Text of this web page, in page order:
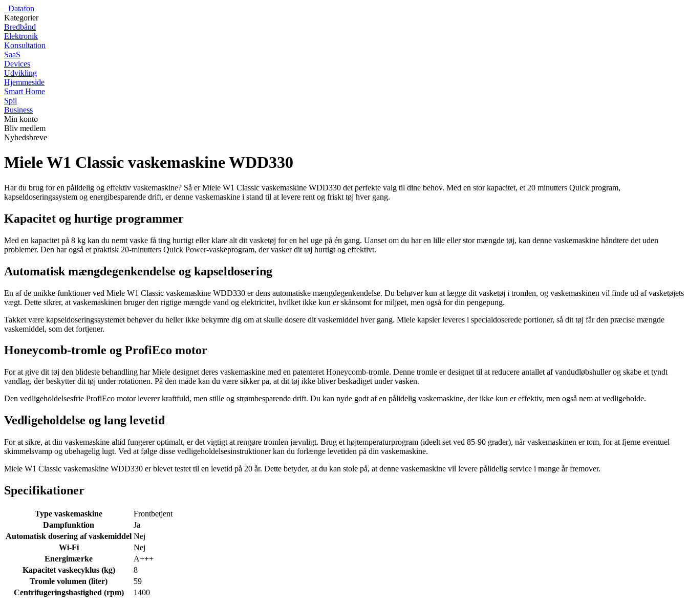
Datafon
Kategorier
Bredbånd
Elektronik
Konsultation
SaaS
Devices
Udvikling
Hjemmeside
Smart Home
Spil
Business
Min konto
Bliv medlem
Nyhedsbreve
Miele W1 Classic vaskemaskine WDD330
Har du brug for en pålidelig og effektiv vaskemaskine? Så er Miele W1 Classic vaskemaskine WDD330 det perfekte valg til dine behov. Med en stor kapacitet, et 20 minutters Quick program,
kapseldoseringssystem og energibesparende drift, er denne vaskemaskine i stand til at levere rent og friskt tøj hver gang.
Kapacitet og hurtige programmer
Med en kapacitet på 8 kg kan du nemt vaske få ting hurtigt eller klare alt dit vasketøj for en hel uge på én gang. Uanset om du har en lille eller stor mængde tøj, kan denne vaskemaskine håndtere det uden
problemer. Den har også et praktisk 20-minutters Quick Power-vaskeprogram, der vasker dit tøj hurtigt og effektivt.
Automatisk mængdegenkendelse og kapseldosering
En af de unikke funktioner ved Miele W1 Classic vaskemaskine WDD330 er dens automatiske mængdegenkendelse. Du behøver kun at lægge dit vasketøj i tromlen, og vaskemaskinen vil finde ud af vasketøjets
vægt. Dette sikrer, at vaskemaskinen bruger den rigtige mængde vand og elektricitet, hvilket ikke kun er skånsomt for miljøet, men også for din pengepung.
Takket være kapseldoseringssystemet behøver du heller ikke bekymre dig om at skulle dosere dit vaskemiddel hver gang. Miele kapsler leveres i specialdoserede portioner, så dit tøj får den præcise mængde
vaskemiddel, som det fortjener.
Honeycomb-tromle og ProfiEco motor
For at give dit tøj den blideste behandling har Miele designet deres vaskemaskine med en patenteret Honeycomb-tromle. Denne tromle er designet til at reducere antallet af vandudløbshuller og skabe et tyndt
vandlag, der beskytter dit tøj under rotationen. På den måde kan du være sikker på, at dit tøj ikke bliver beskadiget under vasken.
Den vedligeholdelsesfrie ProfiEco motor leverer kraftfuld, men stille og strømbesparende drift. Du kan nyde godt af en pålidelig vaskemaskine, der ikke kun er effektiv, men også nem at vedligeholde.
Vedligeholdelse og lang levetid
For at sikre, at din vaskemaskine altid fungerer optimalt, er det vigtigt at rengøre tromlen jævnligt. Brug et højtemperaturprogram (ideelt set ved 85-90 grader), når vaskemaskinen er tom, for at fjerne eventuel
skimmelsvamp og ubehagelig lugt. Ved at følge disse vedligeholdelsesinstruktioner kan du forlænge levetiden på din vaskemaskine.
Miele W1 Classic vaskemaskine WDD330 er blevet testet til en levetid på 20 år. Dette betyder, at du kan stole på, at denne vaskemaskine vil levere pålidelig service i mange år fremover.
Specifikationer
Type vaskemaskine
Frontbetjent
Dampfunktion
Ja
Automatisk dosering af vaskemiddel Nej
Wi-Fi
Nej
Energimærke
A+++
Kapacitet vaskecyklus (kg)
8
Tromle volumen (liter)
59
Centrifugeringshastighed (rpm)
1400